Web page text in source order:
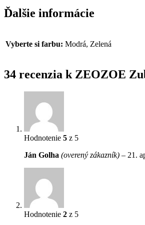
Ďalšie informácie
Vyberte si farbu: Modrá, Zelená
34 recenzia k ZEOZOE
Hodnotenie 5 z 5
Ján Golha (overený zákazník) – 21.
Hodnotenie 2 z 5